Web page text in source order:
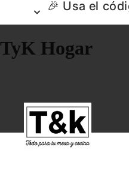
🎉 Usa el
TyK Hogar